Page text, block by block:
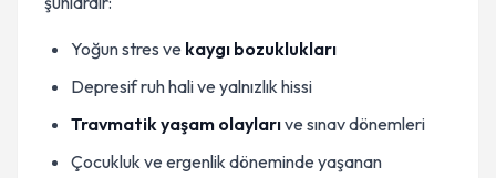
Yoğun stres ve kaygı bozuklukları
Depresif ruh hali ve yalnızlık hissi
Travmatik yaşam olaylarıve sınav dönemleri
Çocukluk ve ergenlik döneminde yaşanan